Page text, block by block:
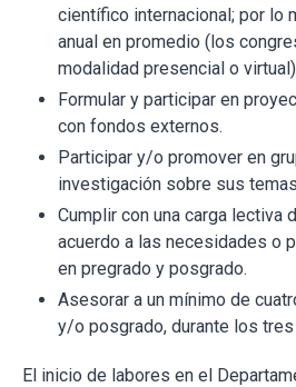
científico internacional; por lo
anual en promedio (los
modalidad presencial o
Formular y participar en
con fondos externos.
Participar y/o promover en
investigación sobre sus
Cumplir con una carga lectiva
acuerdo a las necesidades o
en pregrado y posgrado.
Asesorar a un mínimo de
y/o posgrado, durante los
El inicio de labores en el